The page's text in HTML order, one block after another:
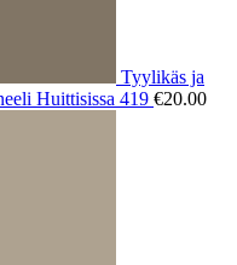
Tyylikäs ja
Huittisissa 419 €20.00